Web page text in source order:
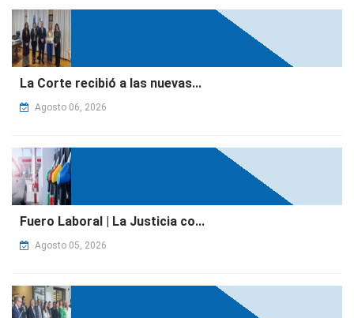
La Corte recibió a las nuevas...
Agosto 06, 2026
Fuero Laboral | La Justicia co...
Agosto 05, 2026